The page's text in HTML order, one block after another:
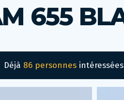
655
Déjà 86 personnes